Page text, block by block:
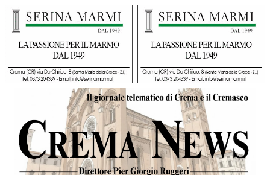
HOME
CRONACA
POLITICA
LA FOTO